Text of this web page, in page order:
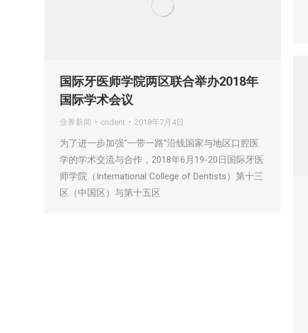
国际牙医师学院两区联合举办2018年
国际学术会议
业界新闻 cndent 2018年7月4日
为了进一步加强“一带一路”沿线国家与地区口腔医
学的学术交流与合作，2018年6月19-20日国际牙医
师学院（International College of Dentists）第十三
区（中国区）与第十五区